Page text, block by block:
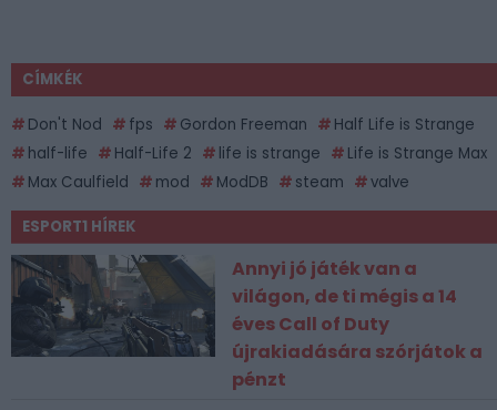
CÍMKÉK
Don't Nod fps Gordon Freeman
Half Life is Strange
half-life
Half-Life 2 life is strange
Life is Strange Max
Max Caulfield
mod ModDB steam valve
ESPORT1 HÍREK
Annyi jó játék van a
világon, de ti mégis a 14
éves Call of Duty
újrakiadására szórjátok a
pénzt